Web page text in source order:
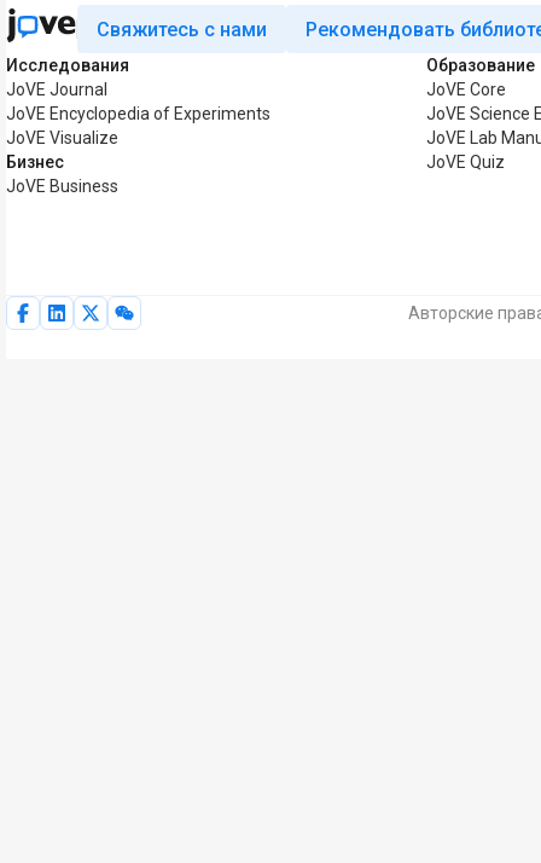
Свяжитесь с нами Рекомендовать
Исследования
JoVE Journal
JoVE Encyclopedia of Experiments
JoVE Visualize
Бизнес
JoVE Business
Образование
JoVE Core
JoVE Science
JoVE Lab
JoVE Quiz
Авторские